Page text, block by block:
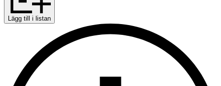
Lägg till i listan